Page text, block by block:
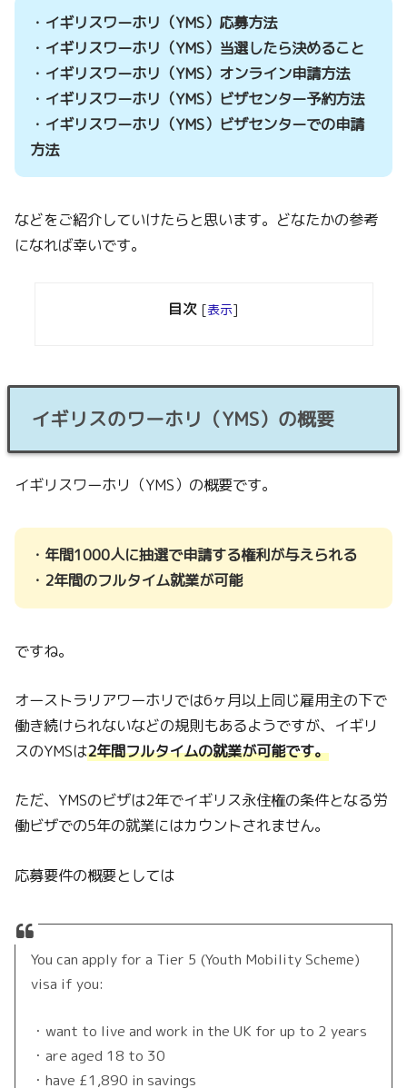
・イギリスワーホリ（YMS）応募方法
・イギリスワーホリ（YMS）当選したら決めること
・イギリスワーホリ（YMS）オンライン申請方法
・イギリスワーホリ（YMS）ビザセンター予約方法
・イギリスワーホリ（YMS）ビザセンターでの申請
方法
などをご紹介していけたらと思います。どなたかの参考
になれば幸いです。
目次 [表示]
イギリスのワーホリ（YMS）の概要
イギリスワーホリ（YMS）の概要です。
・年間1000人に抽選で申請する権利が与えられる
・2年間のフルタイム就業が可能
ですね。
オーストラリアワーホリでは6ヶ月以上同じ雇用主の下で
働き続けられないなどの規則もあるようですが、イギリ
スのYMSは2年間フルタイムの就業が可能です。
ただ、YMSのビザは2年でイギリス永住権の条件となる労
働ビザでの5年の就業にはカウントされません。
応募要件の概要としては
You can apply for a Tier 5 (Youth Mobility Scheme)
visa if you:
・want to live and work in the UK for up to 2 years
・are aged 18 to 30
・have £1,890 in savings